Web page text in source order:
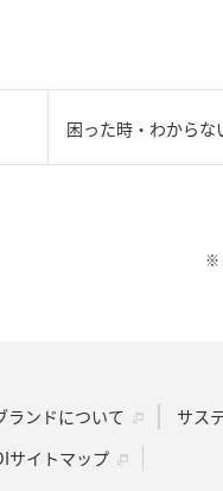
困った時・わからな
ランドについて サス
サイトマップ